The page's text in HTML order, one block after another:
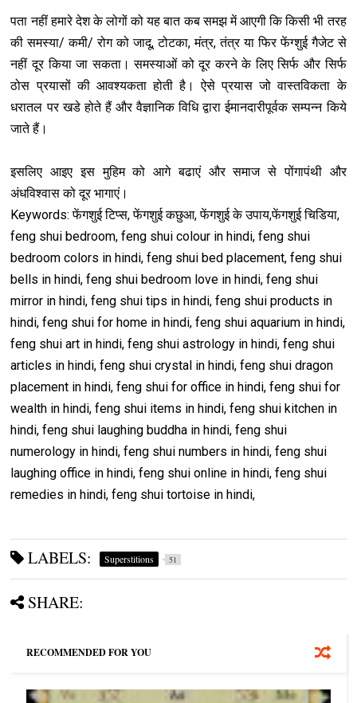
पता नहीं हमारे देश के लोगों को यह बात कब समझ में आएगी कि किसी भी तरह
की समस्या/ कमी/ रोग को जादू, टोटका, मंत्र, तंत्र या फिर फेंग्शुई गैजेट से
नहीं दूर किया जा सकता। समस्याओं को दूर करने के लिए सिर्फ और सिर्फ
ठोस प्रयासों की आवश्यकता होती है। ऐसे प्रयास जो वास्तविकता के
धरातल पर खडे होते हैं और वैज्ञानिक विधि द्वारा ईमानदारीपूर्वक सम्पन्न किये
जाते हैं।
इसलिए आइए इस मुहिम को आगे बढाएं और समाज से पोंगापंथी और
अंधविश्वास को दूर भागाएं।
Keywords: फेंगशुई टिप्स, फेंगशुई कछुआ, फेंगशुई के उपाय,फेंगशुई चिडिया,
feng shui bedroom, feng shui colour in hindi, feng shui
bedroom colors in hindi, feng shui bed placement, feng shui
bells in hindi, feng shui bedroom love in hindi, feng shui
mirror in hindi, feng shui tips in hindi, feng shui products in
hindi, feng shui for home in hindi, feng shui aquarium in hindi,
feng shui art in hindi, feng shui astrology in hindi, feng shui
articles in hindi, feng shui crystal in hindi, feng shui dragon
placement in hindi, feng shui for office in hindi, feng shui for
wealth in hindi, feng shui items in hindi, feng shui kitchen in
hindi, feng shui laughing buddha in hindi, feng shui
numerology in hindi, feng shui numbers in hindi, feng shui
laughing office in hindi, feng shui online in hindi, feng shui
remedies in hindi, feng shui tortoise in hindi,
LABELS: Superstitions 51
SHARE:
RECOMMENDED FOR YOU